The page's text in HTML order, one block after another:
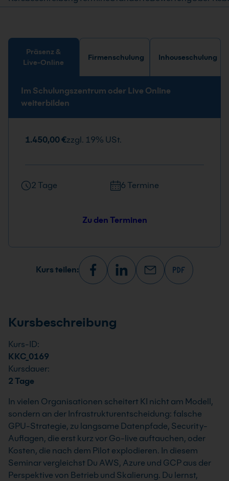
Präsenz &
Live-Online
Firmenschulung Inhouseschulung
Im Schulungszentrum oder Live Online
weiterbilden
1.450,00 €zzgl. 19% USt.
2 Tage 6 Termine
Zu den Terminen
Kurs teilen:
Kursbeschreibung
Kurs-ID:
KKC_0169
Kursdauer:
2 Tage
In vielen Organisationen scheitert KI nicht am Modell,
sondern an der Infrastrukturentscheidung: falsche
GPU-Strategie, zu langsame Datenpfade, Security-
Auflagen, die erst kurz vor Go-live auftauchen, oder
Kosten, die nach dem Pilot explodieren. In diesem
Seminar vergleichst Du AWS, Azure und GCP aus der
Perspektive von Betrieb und Skalierung. Du lernst,